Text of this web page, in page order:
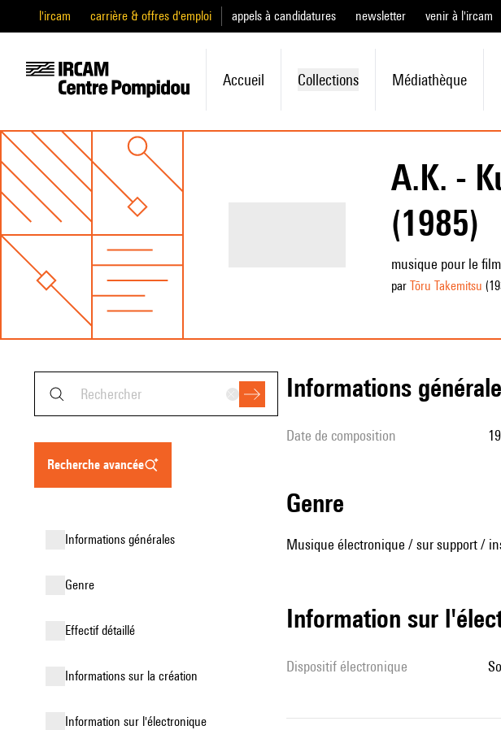
l'ircam carrière & offres d'emploi appels à candidatures newsletter venir à l'ircam
Accueil Collections Médiathèque
A.K. -
(1985)
musique pour le
par Tōru Takemitsu
recherche avancée
informations générales
genre
effectif détaillé
informations sur la création
Information sur l'électronique
informations
date de composition
genre
Musique électronique / sur support /
Information sur
Dispositif électronique